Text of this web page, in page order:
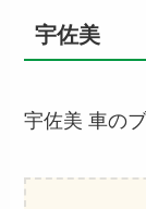
宇佐美
宇佐美 車の